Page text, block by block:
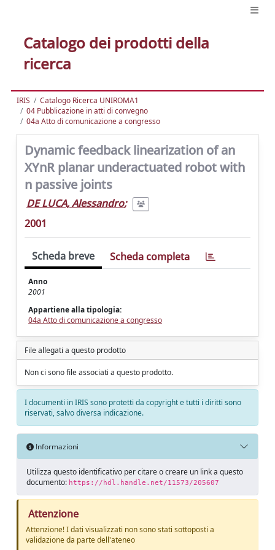
Catalogo dei prodotti della
ricerca
IRIS
Catalogo Ricerca UNIROMA1
04 Pubblicazione in atti di convegno
04a Atto di comunicazione a congresso
Dynamic feedback linearization of an
XYnR planar underactuated robot with
n passive joints
DE LUCA, Alessandro;
2001
Scheda breve Scheda completa
Anno
2001
Appartiene alla tipologia:
04a Atto di comunicazione a congresso
File allegati a questo prodotto
Non ci sono file associati a questo prodotto.
I documenti in IRIS sono protetti da copyright e tutti i diritti sono
riservati, salvo diversa indicazione.
Informazioni
Utilizza questo identificativo per citare o creare un link a questo
documento: https://hdl.handle.net/11573/205607
Attenzione
Attenzione! I dati visualizzati non sono stati sottoposti a
validazione da parte dell'ateneo